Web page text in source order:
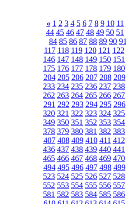
« 1 2 3 4 5 6 7 8 9 10 11
44 45 46 47 48 49 50 51
84 85 86 87 88 89 90 91
117 118 119 120 121 122
146 147 148 149 150 151
175 176 177 178 179 180
204 205 206 207 208 209
233 234 235 236 237 238
262 263 264 265 266 267
291 292 293 294 295 296
320 321 322 323 324 325
349 350 351 352 353 354
378 379 380 381 382 383
407 408 409 410 411 412
436 437 438 439 440 441
465 466 467 468 469 470
494 495 496 497 498 499
523 524 525 526 527 528
552 553 554 555 556 557
581 582 583 584 585 586